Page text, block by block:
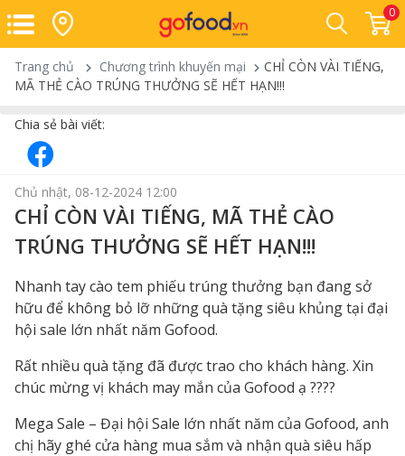
0
Trang chủ Chương trình khuyến mại
CHỈ CÒN VÀI TIẾNG,
MÃ THẺ CÀO TRÚNG THƯỞNG SẼ HẾT HẠN!!!
Chia sẻ bài viết:
Chủ nhật, 08-12-2024 12:00
CHỈ CÒN VÀI TIẾNG, MÃ THẺ CÀO
TRÚNG THƯỞNG SẼ HẾT HẠN!!!
Nhanh tay cào tem phiếu trúng thưởng bạn đang sở
hữu để không bỏ lỡ những quà tặng siêu khủng tại đại
hội sale lớn nhất năm Gofood.
Rất nhiều quà tặng đã được trao cho khách hàng. Xin
chúc mừng vị khách may mắn của Gofood ạ ????
Mega Sale – Đại hội Sale lớn nhất năm của Gofood, anh
chị hãy ghé cửa hàng mua sắm và nhận quà siêu hấp